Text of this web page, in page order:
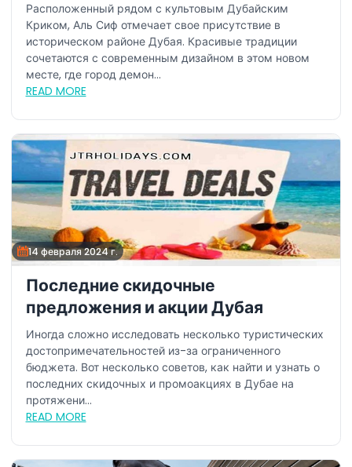
Расположенный рядом с культовым Дубайским
Криком, Аль Сиф отмечает свое присутствие в
историческом районе Дубая. Красивые традиции
сочетаются с современным дизайном в этом новом
месте, где город демон...
READ MORE
14 февраля 2024 г.
Последние скидочные
предложения и акции Дубая
Иногда сложно исследовать несколько туристических
достопримечательностей из-за ограниченного
бюджета. Вот несколько советов, как найти и узнать о
последних скидочных и промоакциях в Дубае на
протяжени...
READ MORE